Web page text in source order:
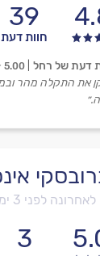
39
חוות דעת
דעת של רחל 5.00
את התקלה מהר
לפני 3 ימים
3